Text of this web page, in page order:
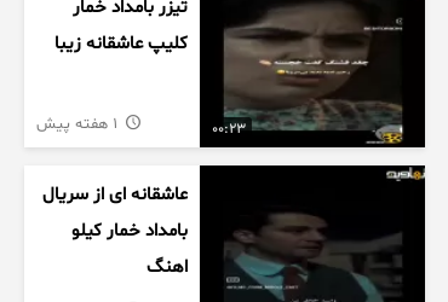
00:23
تیزر بامداد خمار
کلیپ عاشقانه زیبا
عاشقانه ای از سریال
بامداد خمار کیلو
اهنگ